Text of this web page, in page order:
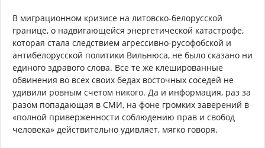
В миграционном кризисе на литовско-белорусской
границе, о надвигающейся энергетической катастрофе,
которая стала следствием агрессивно-русофобской и
антибелорусской политики Вильнюса, не было сказано ни
единого здравого слова. Все те же клешированные
обвинения во всех своих бедах восточных соседей не
удивили ровным счетом никого. Да и информация, раз за
разом попадающая в СМИ, на фоне громких заверений в
«полной приверженности соблюдению прав и свобод
человека» действительно удивляет, мягко говоря.